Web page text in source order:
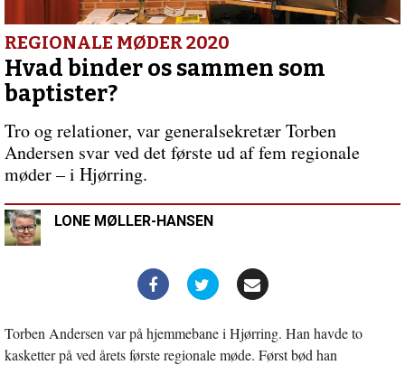
indlæg:
Sektlederens
hemmeligheder
REGIONALE MØDER 2020
Hvad binder os sammen som
baptister?
Tro og relationer, var generalsekretær Torben
Andersen svar ved det første ud af fem regionale
møder – i Hjørring.
LONE MØLLER-HANSEN
Torben Andersen var på hjemmebane i Hjørring. Han havde to
kasketter på ved årets første regionale møde. Først bød han